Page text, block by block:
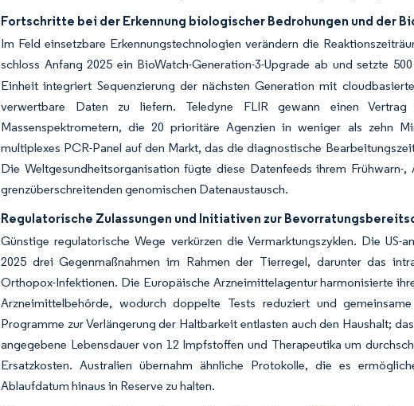
Fortschritte bei der Erkennung biologischer Bedrohungen und der
Im Feld einsetzbare Erkennungstechnologien verändern die
schloss Anfang 2025 ein BioWatch-Generation-3-Upgrade ab und setzte
Einheit integriert Sequenzierung der nächsten Generation mit
verwertbare Daten zu liefern. Teledyne FLIR gewann einen
Massenspektrometern, die 20 prioritäre Agenzien in weniger als zehn
multiplexes PCR-Panel auf den Markt, das die diagnostische
Die Weltgesundheitsorganisation fügte diese Datenfeeds ihrem
grenzüberschreitenden genomischen Datenaustausch.
Regulatorische Zulassungen und Initiativen zur
Günstige regulatorische Wege verkürzen die Vermarktungszyklen. Die US-
2025 drei Gegenmaßnahmen im Rahmen der Tierregel, darunter das
Orthopox-Infektionen. Die Europäische Arzneimittelagentur harmonisierte
Arzneimittelbehörde, wodurch doppelte Tests reduziert und
Programme zur Verlängerung der Haltbarkeit entlasten auch den Haushalt;
angegebene Lebensdauer von 12 Impfstoffen und Therapeutika um
Ersatzkosten. Australien übernahm ähnliche Protokolle, die es
Ablaufdatum hinaus in Reserve zu halten.